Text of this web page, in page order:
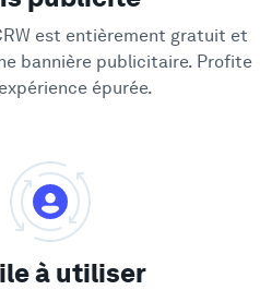
est entièrement gratuit et
bannière publicitaire. Profite
épurée.
à utiliser